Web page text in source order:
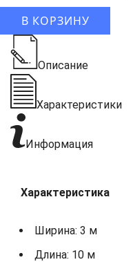
В КОРЗИНУ
Описание
Характеристики
Информация
Характеристика
Ширина: 3 м
Длина: 10 м